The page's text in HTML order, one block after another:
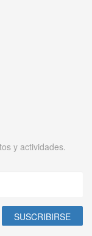
y actividades.